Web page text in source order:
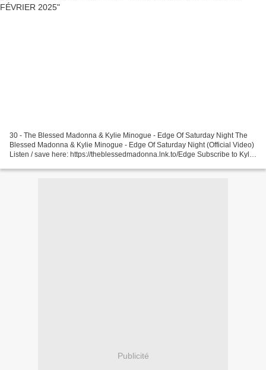
30 - The Blessed Madonna & Kylie Minogue - Edge Of Saturday Night The
Blessed Madonna & Kylie Minogue - Edge Of Saturday Night (Official Video)
Listen / save here: https://theblessedmadonna.lnk.to/Edge Subscribe to Kylie
Publicité